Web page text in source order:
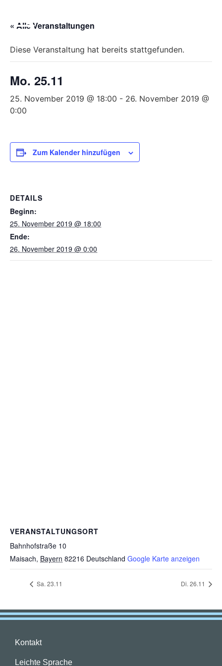
Sie,
diese
ein
verwendet.
« Alle Veranstaltungen
Diese Veranstaltung hat bereits stattgefunden.
Mo. 25.11
25. November 2019 @ 18:00 - 26. November 2019 @
0:00
Zum Kalender hinzufügen
DETAILS
Beginn:
25. November 2019 @ 18:00
Ende:
26. November 2019 @ 0:00
VERANSTALTUNGSORT
Bahnhofstraße 10
Maisach, Bayern 82216 Deutschland Google Karte anzeigen
Sa. 23.11 Di. 26.11
Kontakt
Leichte Sprache